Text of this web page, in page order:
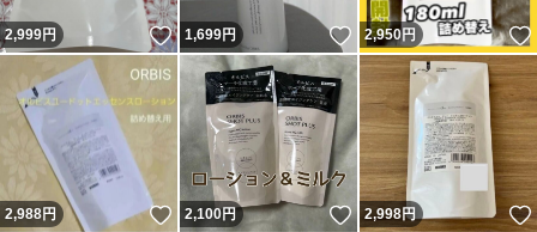
2,999円 いいね！
1,699円 いいね！
2,950円
2,988円 いいね！
2,100円 いいね！
2,998円